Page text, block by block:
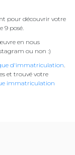
pour découvrir votre
9 posé.
en nous
ou non :)
d'immatriculation.
et trouvé votre
immatriculation